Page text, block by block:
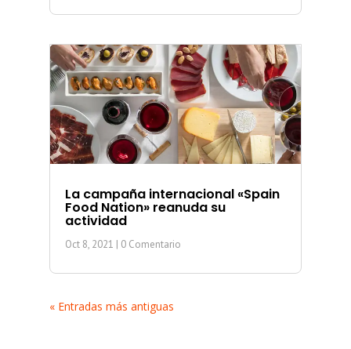
La campaña internacional «Spain
Food Nation» reanuda su
actividad
Oct 8, 2021 | 0 Comentario
« Entradas más antiguas